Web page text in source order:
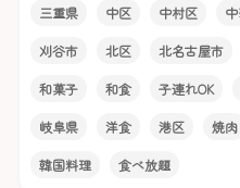
三重県 中区 中村区
刈谷市 北区 北名古屋市
和菓子 和食 子連れOK
岐阜県 洋食 港区 焼肉
韓国料理 食べ放題